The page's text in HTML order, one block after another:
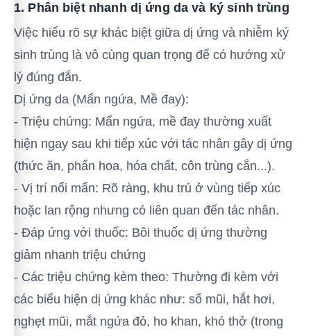
1. Phân biệt nhanh dị ứng da và ký sinh trùng
Việc hiểu rõ sự khác biệt giữa dị ứng và nhiễm ký
sinh trùng là vô cùng quan trọng để có hướng xử
lý đúng đắn.
Dị ứng da (Mẩn ngứa, Mề đay):
- Triệu chứng: Mẩn ngứa, mề đay thường xuất
hiện ngay sau khi tiếp xúc với tác nhân gây dị ứng
(thức ăn, phấn hoa, hóa chất, côn trùng cắn...).
- Vị trí nổi mẩn: Rõ ràng, khu trú ở vùng tiếp xúc
hoặc lan rộng nhưng có liên quan đến tác nhân.
- Đáp ứng với thuốc: Bôi thuốc dị ứng thường
giảm nhanh triệu chứng
- Các triệu chứng kèm theo: Thường đi kèm với
các biểu hiện dị ứng khác như: sổ mũi, hắt hơi,
nghẹt mũi, mắt ngứa đỏ, ho khan, khó thở (trong